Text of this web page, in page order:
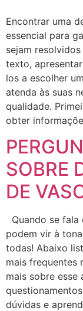
Encontrar uma
essencial para
sejam
texto,
los a escolher
atenda às suas
qualidade.
obter
SOBRE
DE
Quando se fala
podem vir à
todas! Abaixo
mais frequentes
mais sobre esse
dúvidas e